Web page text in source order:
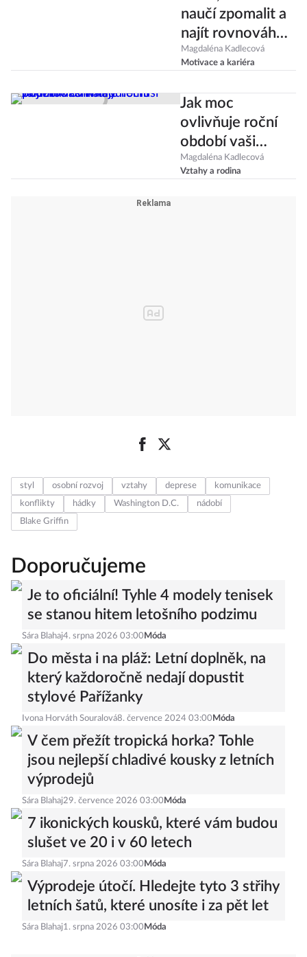
naučí zpomalit a
najít rovnováhu.
Inspirujte se
jejich radami
Magdaléna Kadlecová
Motivace a kariéra
Jak moc
ovlivňuje roční
období vaši
náladu? Podzimní
chmury nemusí
Magdaléna Kadlecová
Vztahy a rodina
styl osobní rozvoj vztahy deprese
komunikace
konflikty
hádky Washington D.C.
nádobí
Blake Griffin
Doporučujeme
Je to oficiální! Tyhle 4 modely tenisek
se stanou hitem letošního podzimu
Sára Blahaj4. srpna 2026 03:00 Móda
Do města i na pláž: Letní doplněk, na
který každoročně nedají dopustit
stylové Pařížanky
Ivona Horváth Souralová8. července 2024 03:00 Móda
V čem přežít tropická horka? Tohle
jsou nejlepší chladivé kousky z letních
výprodejů
Sára Blahaj29. července 2026 03:00 Móda
7 ikonických kousků, které vám budou
slušet ve 20 i v 60 letech
Sára Blahaj 7. srpna 2026 03:00 Móda
Výprodeje útočí. Hledejte tyto 3 střihy
letních šatů, které unosíte i za pět let
Sára Blahaj1. srpna 2026 03:00 Móda